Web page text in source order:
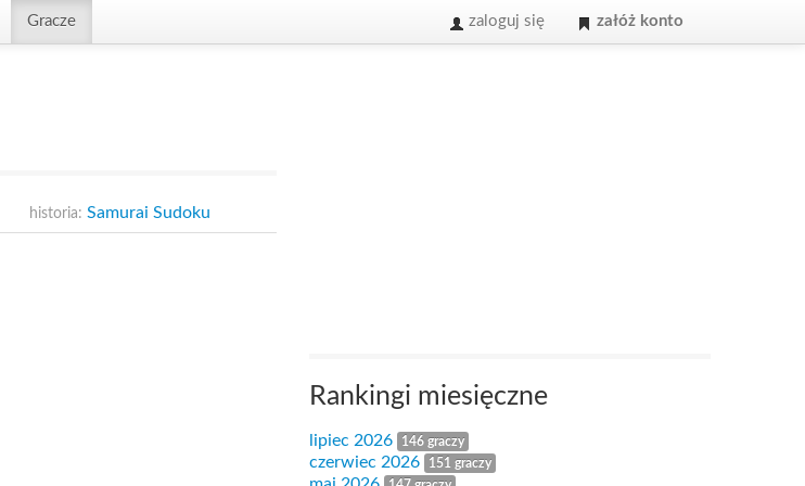
Gracze zaloguj się załóż konto
historia: Samurai Sudoku
Rankingi miesięczne
lipiec 2026 146 graczy
czerwiec 2026 151 graczy